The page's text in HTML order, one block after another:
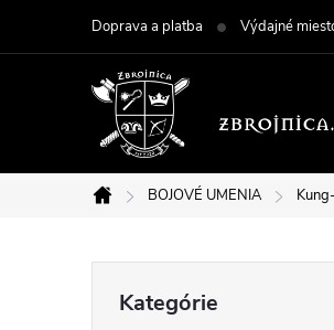
Doprava a platba Výdajné
Domov
BOJOVÉ UMENIA
kategórie
Kategórie